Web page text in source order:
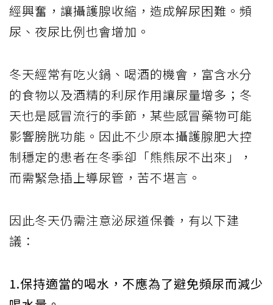
經興奮，讓攝護腺收縮，造成解尿困難。頻
尿、夜尿比例也會增加。
冬天經常有吃火鍋、喝酒的機會，富含水分
的食物以及酒精的利尿作用讓尿量增多；冬
天也是感冒流行的季節，某些感冒藥物可能
影響膀胱功能。因此不少原本攝護腺肥大控
制穩定的患者在冬季卻「熊熊尿不出來」，
而需緊急插上導尿管，苦不堪言。
因此冬天仍需注意泌尿道保養，有以下建
議：
1.保持適當的喝水，不應為了避免頻尿而減少